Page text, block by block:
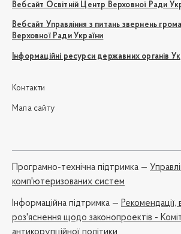
Вебсайт Освітній Центр Верховної Ради
Вебсайт Управління з питань звернень
Верховної Ради України
Інформаційні ресурси державних органів
Контакти
Мапа сайту
Програмно-технічна підтримка —
комп'ютеризованих систем
Iнформаційна підтримка — Рекомендації,
роз'яснення щодо законопроектів -